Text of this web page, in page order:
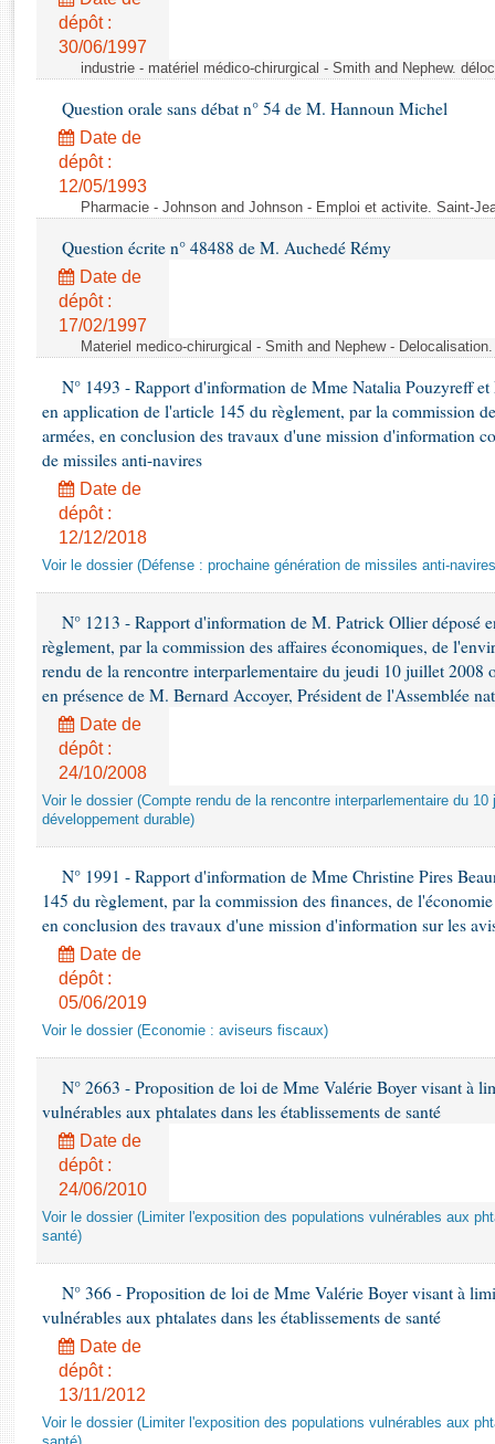
Rapports d'enquête
Rapports législatifs
Dossiers législatifs
Budget et sécurité sociale
Questions écrites et orales
dépôt :
30/06/1997
industrie - matériel médico-chirurgical - Smith and Nephew.
Question orale sans débat n° 54 de M. Hannoun Michel
Date de
dépôt :
12/05/1993
Pharmacie - Johnson and Johnson - Emploi et activite. Saint-
Question écrite n° 48488 de M. Auchedé Rémy
Date de
dépôt :
17/02/1997
Materiel medico-chirurgical - Smith and Nephew -
N° 1493 - Rapport d'information de Mme Natalia Pouzyreff
en application de l'article 145 du règlement, par la commission
armées, en conclusion des travaux d'une mission d'information
de missiles anti-navires
Date de
dépôt :
12/12/2018
Voir le dossier (Défense : prochaine génération de missiles anti-
N° 1213 - Rapport d'information de M. Patrick Ollier déposé
règlement, par la commission des affaires économiques, de
rendu de la rencontre interparlementaire du jeudi 10 juillet 2008
en présence de M. Bernard Accoyer, Président de l'Assemblée
Date de
dépôt :
24/10/2008
Voir le dossier (Compte rendu de la rencontre interparlementaire du
développement durable)
N° 1991 - Rapport d'information de Mme Christine Pires
145 du règlement, par la commission des finances, de
en conclusion des travaux d'une mission d'information sur les
Date de
dépôt :
05/06/2019
Voir le dossier (Economie : aviseurs fiscaux)
N° 2663 - Proposition de loi de Mme Valérie Boyer visant à
vulnérables aux phtalates dans les établissements de santé
Date de
dépôt :
24/06/2010
Voir le dossier (Limiter l'exposition des populations vulnérables aux
santé)
N° 366 - Proposition de loi de Mme Valérie Boyer visant à
vulnérables aux phtalates dans les établissements de santé
Date de
dépôt :
13/11/2012
Voir le dossier (Limiter l'exposition des populations vulnérables aux